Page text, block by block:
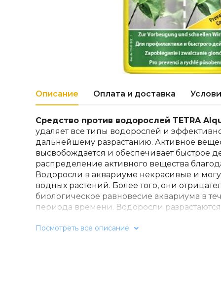
Описание Оплата и доставка
Средство против водорослей TETRA
удаляет все типы водорослей и
дальнейшему разрастанию. Активное
высвобождается и обеспечивает быстрое
распределение активного вещества
Водоросли в аквариуме некрасивые и
водных растений. Более того, они
биологическое равновесие аквариума в
периода времени. Водоросли
предотвращения роста водорослей следует
Посмотреть все описание